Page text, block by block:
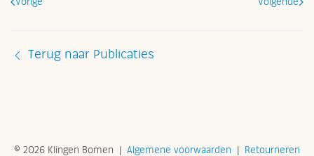
Terug naar Publicaties
© 2026 Klingen Bomen Algemene voorwaarden Retourneren